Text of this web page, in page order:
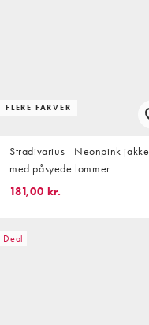
FLERE FARVER
Stradivarius - Neonpink jakke
med påsyede lommer
181,00 kr.
Deal